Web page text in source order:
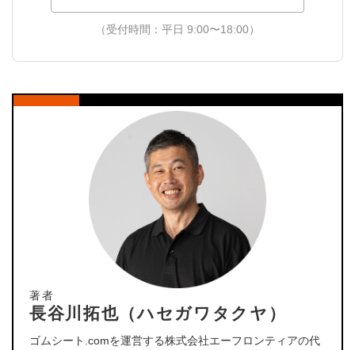
（受付時間：平日 9:00〜18:00）
著者
長谷川拓也（ハセガワタクヤ）
ゴムシート.comを運営する株式会社エーフロンティアの代